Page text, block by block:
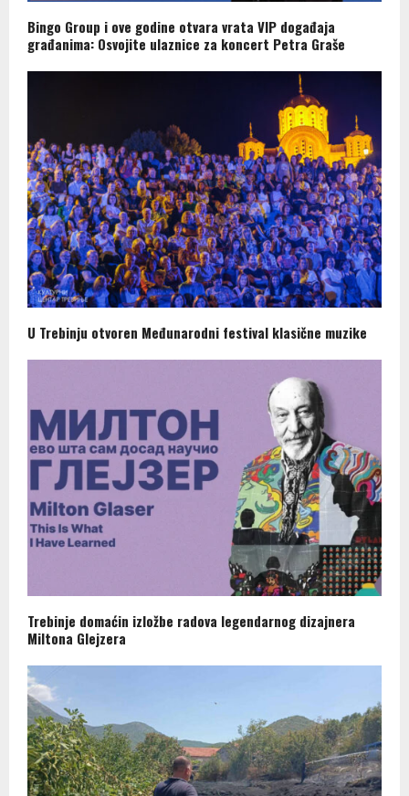
Bingo Group i ove godine otvara vrata VIP događaja
građanima: Osvojite ulaznice za koncert Petra Graše
U Trebinju otvoren Međunarodni festival klasične muzike
Trebinje domaćin izložbe radova legendarnog dizajnera
Miltona Glejzera